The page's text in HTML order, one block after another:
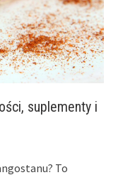
suplementy i
To